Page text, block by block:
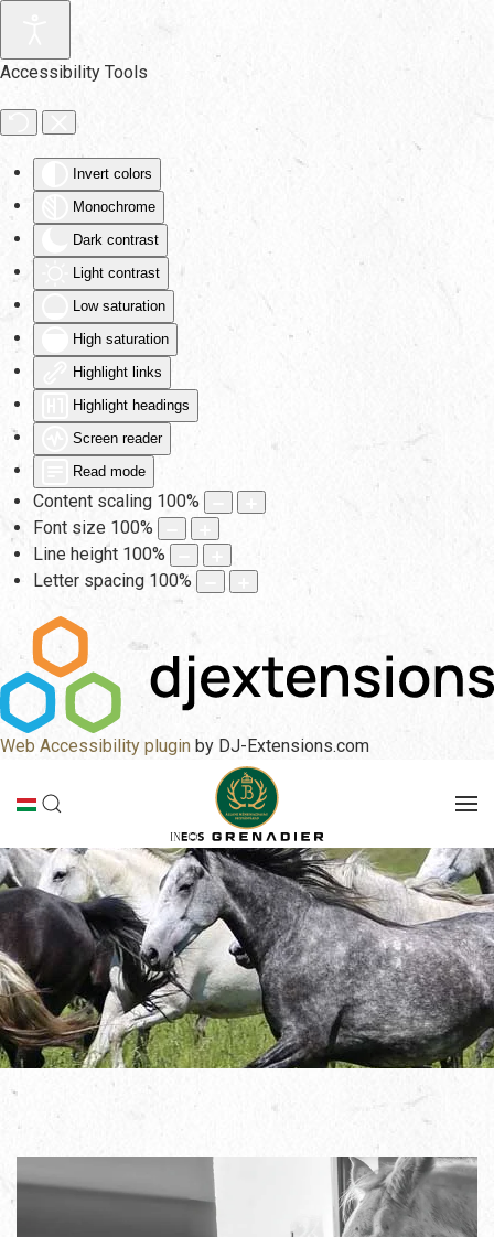
Accessibility Tools
Invert colors
Monochrome
Dark contrast
Light contrast
Low saturation
High saturation
Highlight links
Highlight headings
Screen reader
Read mode
Content scaling 100%
Font size 100%
Line height 100%
Letter spacing 100%
Web Accessibility plugin by DJ-Extensions.com
Skip to main content